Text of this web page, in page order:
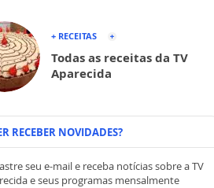
+ RECEITAS
Todas as receitas da TV
Aparecida
RECEBER NOVIDADES?
seu e-mail e receba notícias sobre a TV
e seus programas mensalmente